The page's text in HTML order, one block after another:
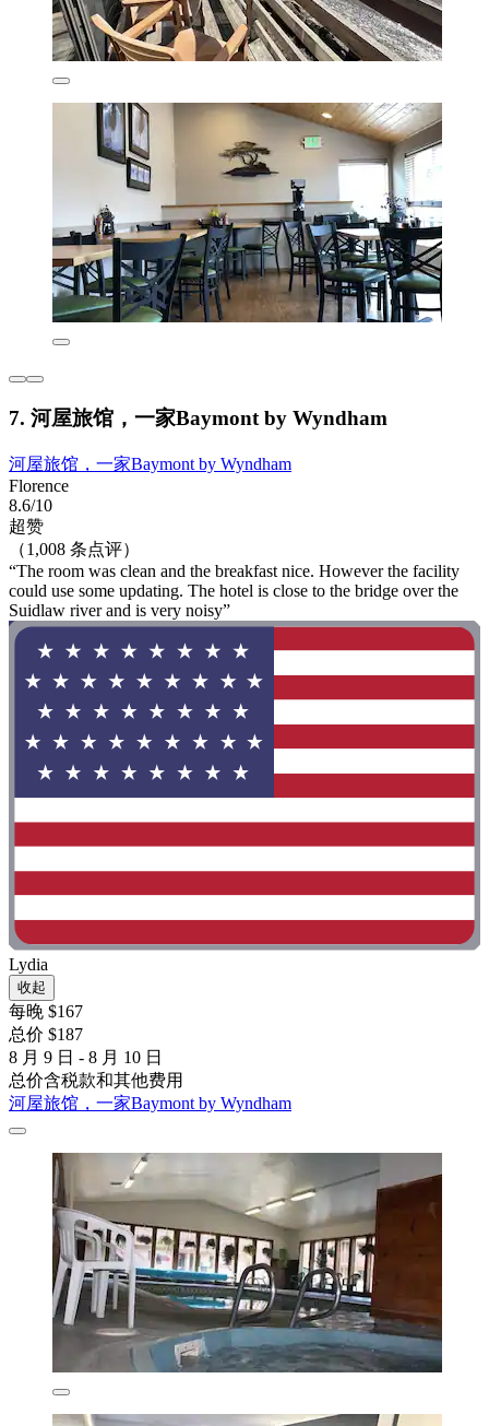
7. 河屋旅馆，一家Baymont by Wyndham
河屋旅馆，一家Baymont by Wyndham
Florence
8.6/10
超赞
（1,008 条点评）
“The room was clean and the breakfast nice. However the facility
could use some updating. The hotel is close to the bridge over the
Suidlaw river and is very noisy”
Lydia
收起
每晚 $167
总价 $187
8 月 9 日 - 8 月 10 日
总价含税款和其他费用
河屋旅馆，一家Baymont by Wyndham